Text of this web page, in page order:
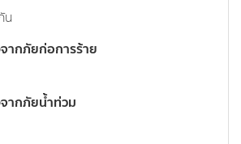
น
ากภัยก่อการร้าย
ากภัยน้ำท่วม